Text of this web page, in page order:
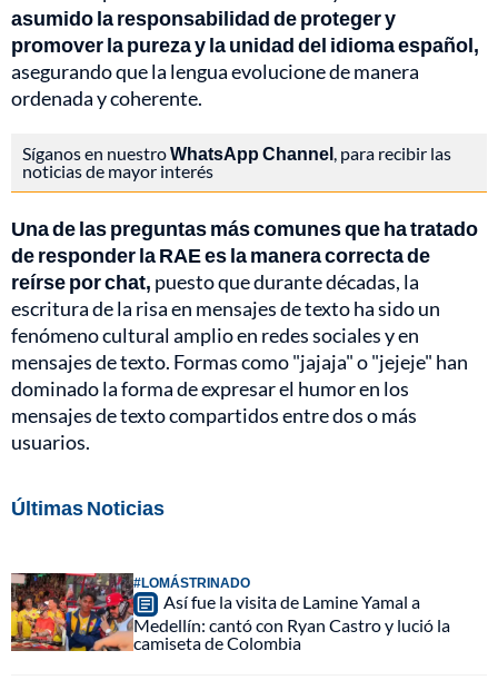
asumido la responsabilidad de proteger y
promover la pureza y la unidad del idioma español,
asegurando que la lengua evolucione de manera
ordenada y coherente.
Síganos en nuestroWhatsApp Channel, para recibir las
noticias de mayor interés
Una de las preguntas más comunes que ha tratado
de responder la RAE es la manera correcta de
reírse por chat, puesto que durante décadas, la
escritura de la risa en mensajes de texto ha sido un
fenómeno cultural amplio en redes sociales y en
mensajes de texto. Formas como "jajaja" o "jejeje" han
dominado la forma de expresar el humor en los
mensajes de texto compartidos entre dos o más
usuarios.
Últimas Noticias
#LOMÁSTRINADO
Así fue la visita de Lamine Yamal a
Medellín: cantó con Ryan Castro y lució la
camiseta de Colombia